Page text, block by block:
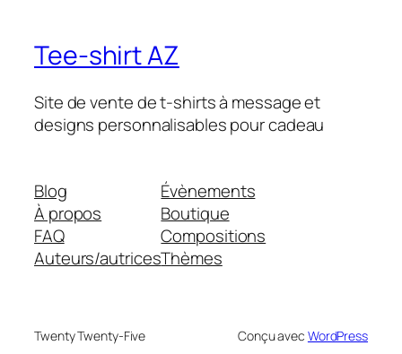
Tee-shirt AZ
Site de vente de t-shirts à message et
designs personnalisables pour cadeau
Blog
À propos
FAQ
Auteurs/autrices
Évènements
Boutique
Compositions
Thèmes
Twenty Twenty-Five Conçu avec WordPress